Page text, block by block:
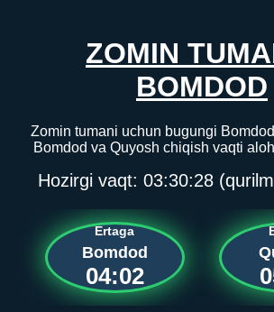
ZOMIN
BOMDOD
Zomin tumani uchun bugungi
Bomdod va Quyosh chiqish vaqti
Hozirgi vaqt: 03:30:28
Ertaga
Bomdod
04:02